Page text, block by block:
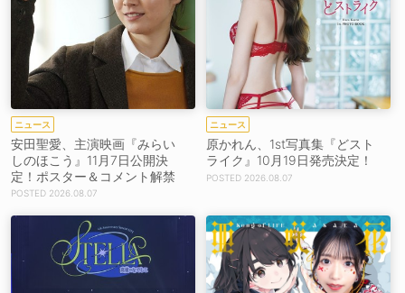
ニュース
安田聖愛、主演映画『みらい
しのほこう』11月7日公開決
定！ポスター＆コメント解禁
2026.08.07
ニュース
原かれん、1st写真集『どスト
ライク』10月19日発売決定！
2026.08.07